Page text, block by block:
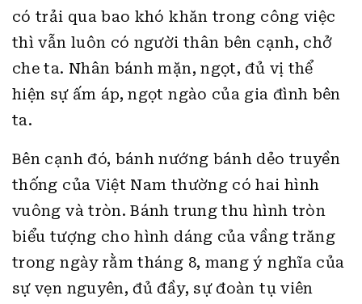
có trải qua bao khó khăn trong công việc
thì vẫn luôn có người thân bên cạnh, chở
che ta. Nhân bánh mặn, ngọt, đủ vị thể
hiện sự ấm áp, ngọt ngào của gia đình bên
ta.
Bên cạnh đó, bánh nướng bánh dẻo truyền
thống của Việt Nam thường có hai hình
vuông và tròn. Bánh trung thu hình tròn
biểu tượng cho hình dáng của vầng trăng
trong ngày rằm tháng 8, mang ý nghĩa của
sự vẹn nguyên, đủ đầy, sự đoàn tụ viên